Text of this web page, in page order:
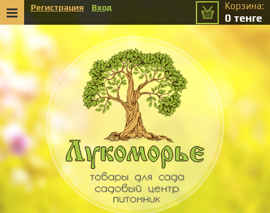
Корзина:
0 тенге
Регистрация Вход